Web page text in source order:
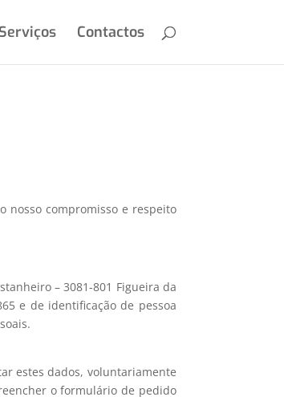
Serviços Contactos
nosso compromisso e respeito
– 3081-801 Figueira da
e de identificação de pessoa
estes dados, voluntariamente
o formulário de pedido